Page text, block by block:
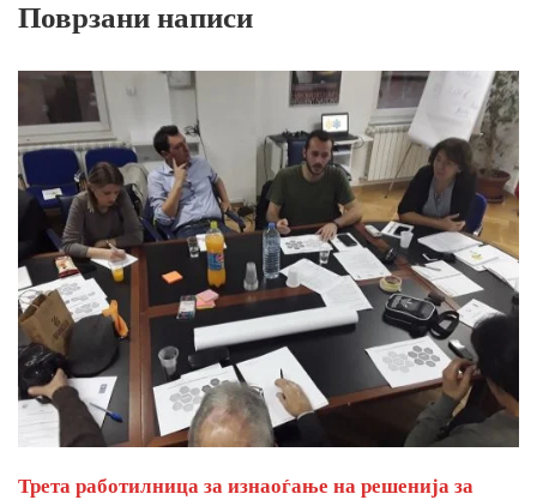
Поврзани написи
Трета работилница за изнаоѓање на решенија за